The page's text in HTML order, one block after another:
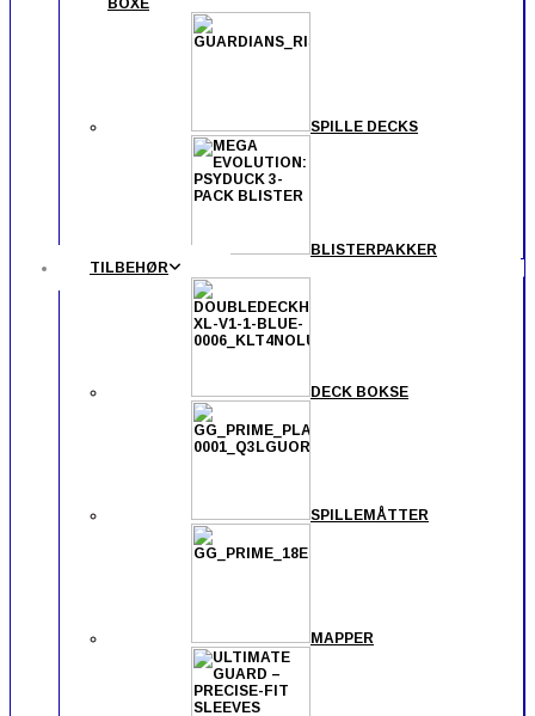
BOXE
SPILLE DECKS
BLISTERPAKKER
TILBEHØR
DECK BOKSE
SPILLEMÅTTER
MAPPER